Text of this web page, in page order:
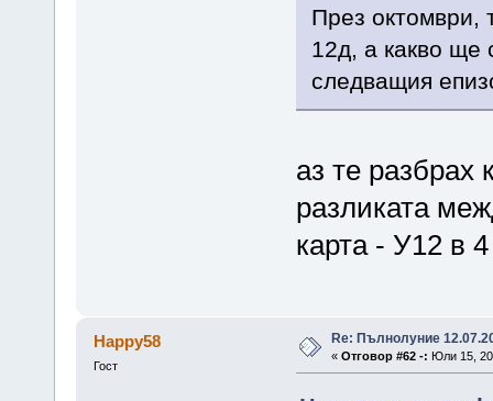
През октомври,
12д, а какво ще
следващия
аз те разбрах
разликата
карта - У12 в
Happy58
Гост
Re: Пълнолуние
« Отговор #62 -: Юли 15,